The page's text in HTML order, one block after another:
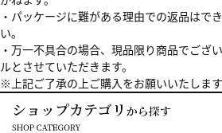
・パッケージに難がある理由での返品はで
い。
・万一不具合の場合、現品限り商品でござ
ルとさせていただきます。
※上記ご了承の上ご購入をお願いいたします